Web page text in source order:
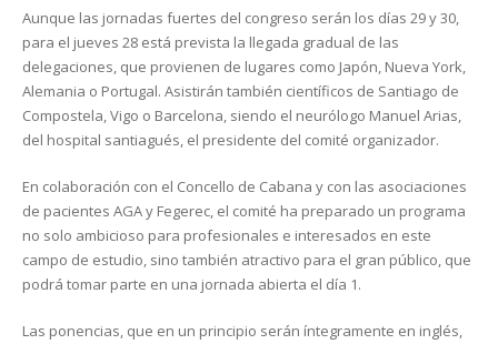
Aunque las jornadas fuertes del congreso serán los días 29 y 30,
para el jueves 28 está prevista la llegada gradual de las
delegaciones, que provienen de lugares como Japón, Nueva York,
Alemania o Portugal. Asistirán también científicos de Santiago de
Compostela, Vigo o Barcelona, siendo el neurólogo Manuel Arias,
del hospital santiagués, el presidente del comité organizador.
En colaboración con el Concello de Cabana y con las asociaciones
de pacientes AGA y Fegerec, el comité ha preparado un programa
no solo ambicioso para profesionales e interesados en este
campo de estudio, sino también atractivo para el gran público, que
podrá tomar parte en una jornada abierta el día 1.
Las ponencias, que en un principio serán íntegramente en inglés,